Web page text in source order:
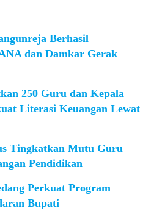
Berhasil
dan Damkar Gerak
250 Guru dan Kepala
Literasi Keuangan Lewat
Tingkatkan Mutu Guru
Pendidikan
Perkuat Program
Bupati